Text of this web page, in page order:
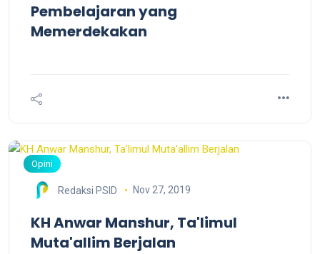
Pembelajaran yang
Memerdekakan
Opini
Redaksi PSID Nov 27, 2019
KH Anwar Manshur, Ta'limul
Muta'allim Berjalan